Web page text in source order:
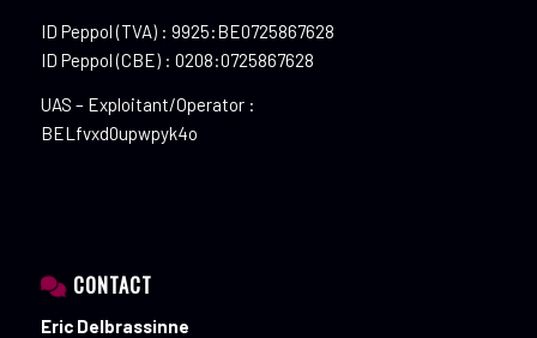
ID Peppol (TVA) : 9925:BE0725867628
ID Peppol (CBE) : 0208:0725867628
UAS – Exploitant/Operator :
BELfvxd0upwpyk4o
CONTACT
Eric Delbrassinne